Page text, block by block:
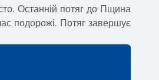
Останній потяг до Пщина
подорожі. Потяг завершує